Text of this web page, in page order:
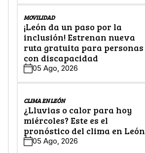
MOVILIDAD
¡León da un paso por la
inclusión! Estrenan nueva
ruta gratuita para personas
con discapacidad
05 Ago, 2026
CLIMA EN LEÓN
¿Lluvias o calor para hoy
miércoles? Este es el
pronóstico del clima en León
05 Ago, 2026